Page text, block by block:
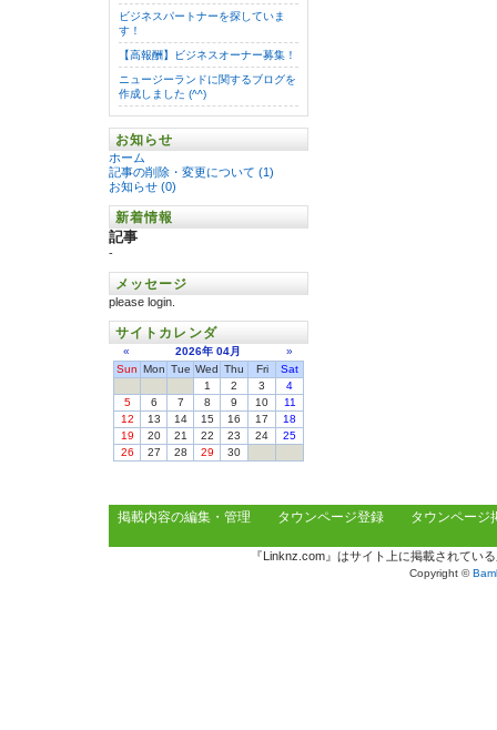
ビジネスパートナーを探していま
す！
【高報酬】ビジネスオーナー募集！
ニュージーランドに関するブログを
作成しました (^^)
お知らせ
ホーム
記事の削除・変更について (1)
お知らせ (0)
新着情報
記事
-
メッセージ
please login.
サイトカレンダ
« 2026年 04月
»
Sun Mon Tue Wed Thu Fri
Sat
1
2 3
4
5
6 7 8 9 10
11
12
13 14 15 16 17
18
19
20 21 22 23 24
25
26
27 28 29 30
掲載内容の編集・管理 タウンページ登録 タウンページ
『Linknz.com』はサイト上に掲載されてい
Copyright ©